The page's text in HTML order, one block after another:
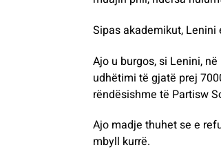
Sipas akademikut, Lenini
Ajo u burgos, si Lenini,
udhëtimi të gjatë prej
rëndësishme të Partisw
Ajo madje thuhet se e
mbyll kurrë.